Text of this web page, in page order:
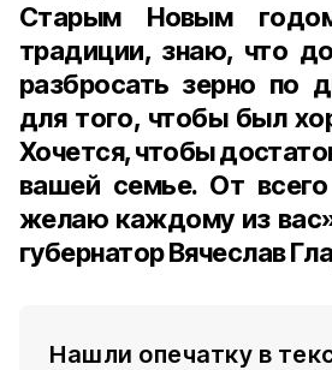
Старым Новым
традиции, знаю, что
разбросать зерно по
для того, чтобы был
Хочется, чтобы
вашей семье. От
желаю каждому из
губернатор Вячеслав
Нашли опечатку в